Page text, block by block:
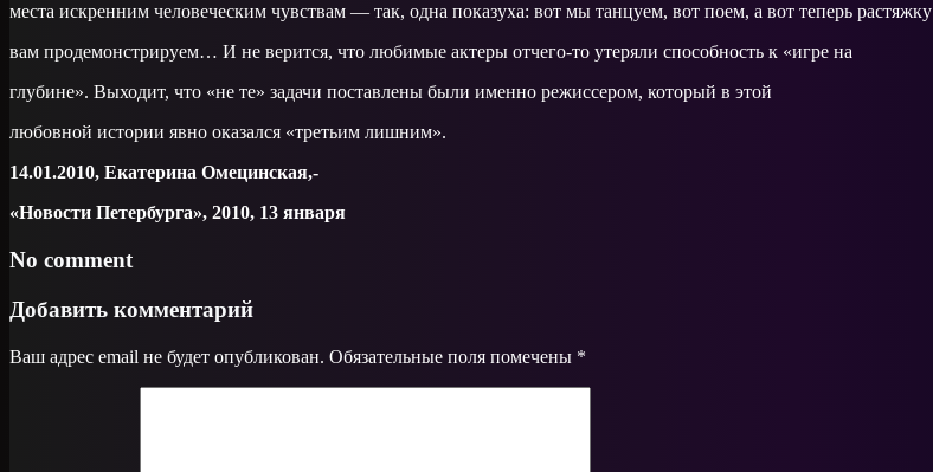
места искренним человеческим чувствам — так, одна показуха: вот мы танцуем, вот поем, а вот теперь растяжку
вам продемонстрируем… И не верится, что любимые актеры отчего-то утеряли способность к «игре на
глубине». Выходит, что «не те» задачи поставлены были именно режиссером, который в этой
любовной истории явно оказался «третьим лишним».
14.01.2010, Екатерина Омецинская,-
«Новости Петербурга», 2010, 13 января
No comment
Добавить комментарий
Ваш адрес email не будет опубликован. Обязательные поля помечены *